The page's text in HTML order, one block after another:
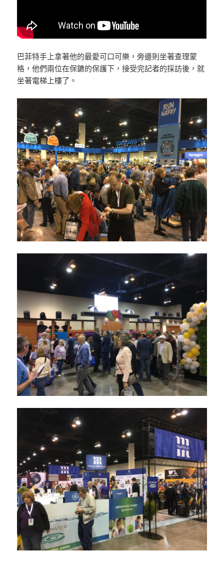
巴菲特手上拿著他的最愛可口可樂，旁邊則坐著查理蒙
格，他們兩位在保鑣的保護下，接受完記者的採訪後，就
坐著電梯上樓了。